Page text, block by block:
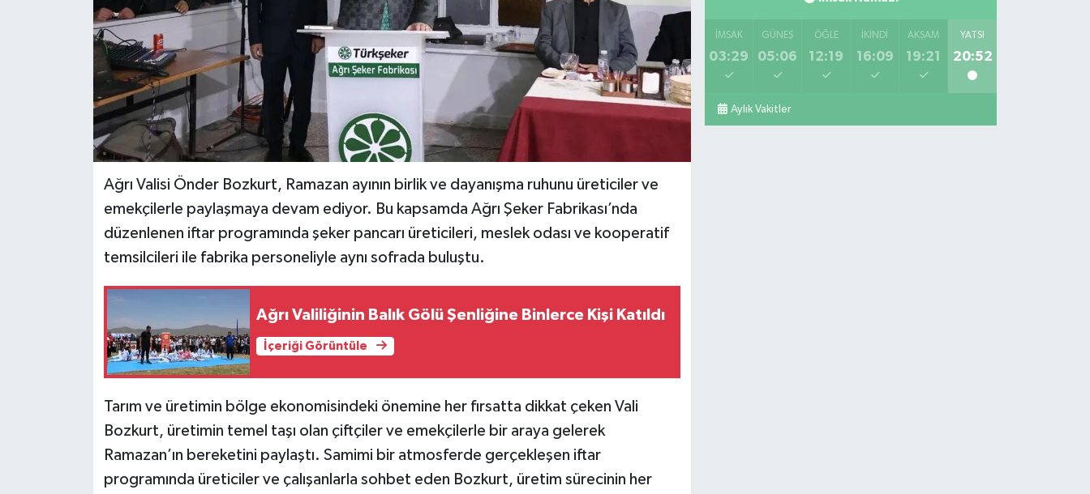
Ağrı Valisi Önder Bozkurt, Ramazan ayının birlik ve dayanışma ruhunu üreticiler ve
emekçilerle paylaşmaya devam ediyor. Bu kapsamda Ağrı Şeker Fabrikası’nda
düzenlenen iftar programında şeker pancarı üreticileri, meslek odası ve kooperatif
temsilcileri ile fabrika personeliyle aynı sofrada buluştu.
Ağrı Valiliğinin Balık Gölü Şenliğine Binlerce Kişi Katıldı
İçeriği Görüntüle
Tarım ve üretimin bölge ekonomisindeki önemine her fırsatta dikkat çeken Vali
Bozkurt, üretimin temel taşı olan çiftçiler ve emekçilerle bir araya gelerek
Ramazan’ın bereketini paylaştı. Samimi bir atmosferde gerçekleşen iftar
programında üreticiler ve çalışanlarla sohbet eden Bozkurt, üretim sürecinin her
İMSAK
03:29
GÜNEŞ
05:06
ÖĞLE
12:19
İKINDI
16:09
AKŞAM
19:21
YATSI
20:52
Aylık Vakitler